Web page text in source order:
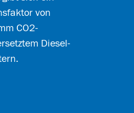
von
CO2-
Diesel-